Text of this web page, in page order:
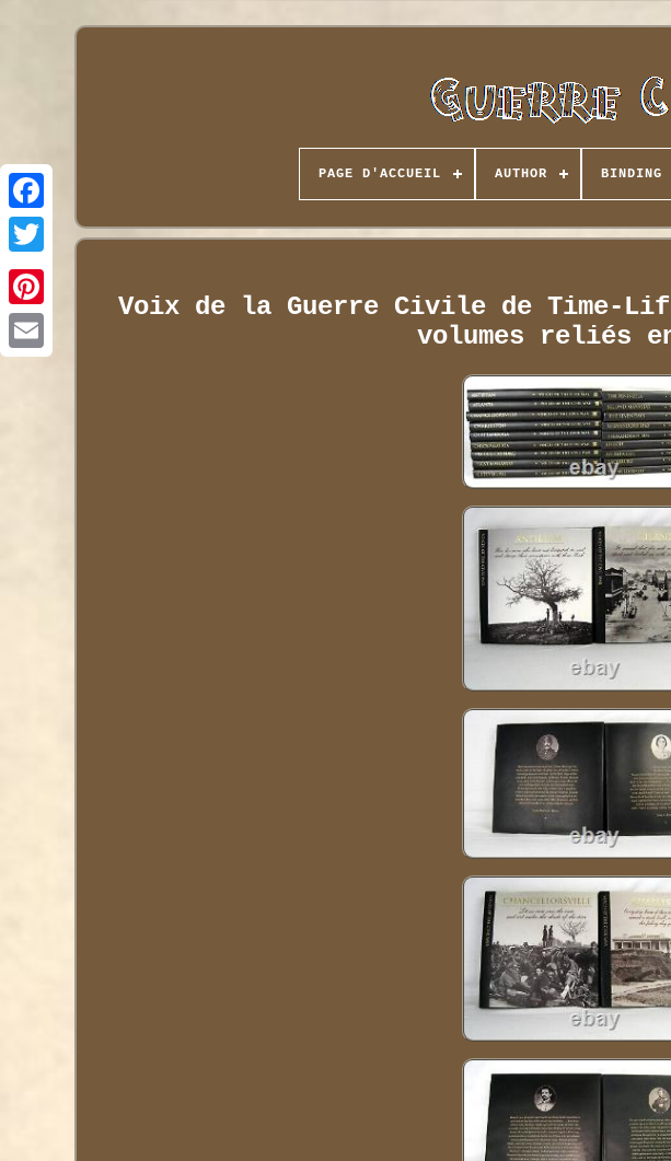
PAGE D'ACCUEIL AUTHOR BINDING
Voix de la Guerre Civile de Time-
volumes reliés